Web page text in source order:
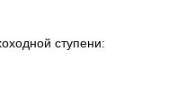
ступени: